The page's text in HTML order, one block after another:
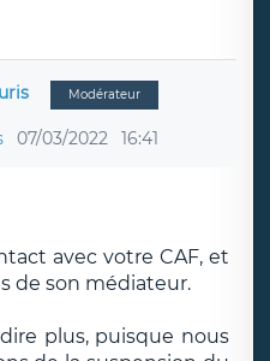
Modérateur
07/03/2022 16:41
avec votre CAF, et
de son médiateur.
plus, puisque nous